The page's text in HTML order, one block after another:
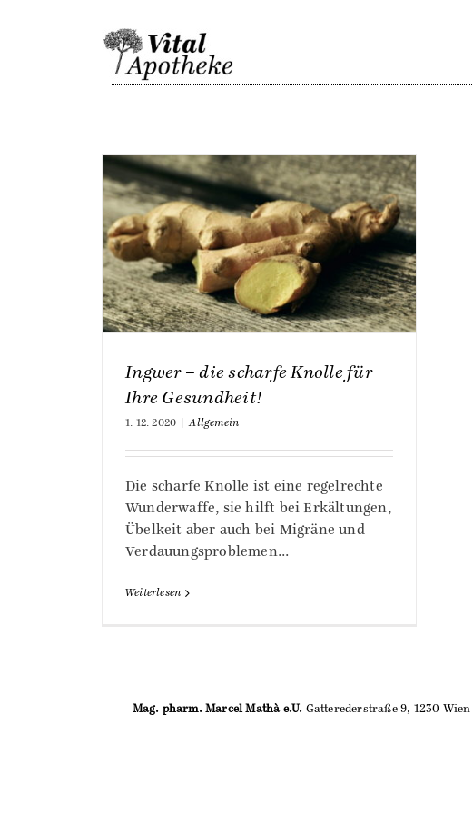
Ingwer – die scharfe Knolle für
Ihre Gesundheit!
1. 12. 2020 Allgemein
Die scharfe Knolle ist eine regelrechte
Wunderwaffe, sie hilft bei Erkältungen,
Übelkeit aber auch bei Migräne und
Verdauungsproblemen...
Weiterlesen
Mag. pharm. Marcel Mathà e.U. Gatterederstraße 9, 1230 Wien